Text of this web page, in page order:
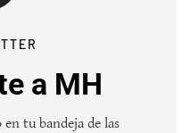
a MH
tu bandeja de las